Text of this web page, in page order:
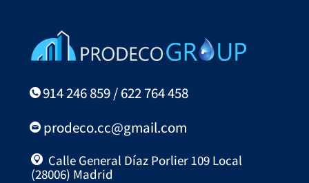
914 246 859 / 622 764 458
prodeco.cc@gmail.com
Calle General Díaz Porlier 109 Local
(28006) Madrid